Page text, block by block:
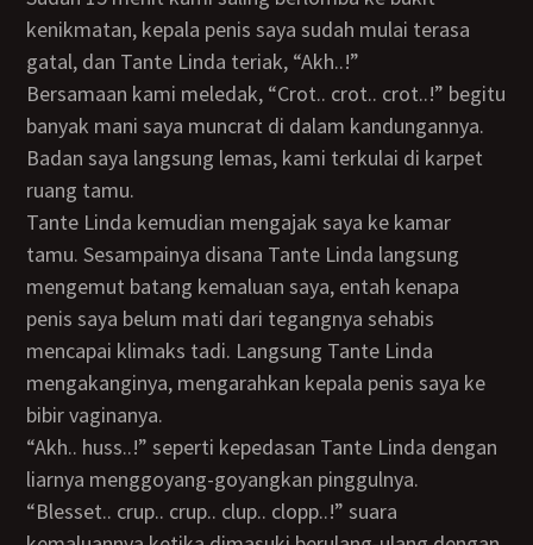
kenikmatan, kepala penis saya sudah mulai terasa
gatal, dan Tante Linda teriak, “Akh..!”
Bersamaan kami meledak, “Crot.. crot.. crot..!” begitu
banyak mani saya muncrat di dalam kandungannya.
Badan saya langsung lemas, kami terkulai di karpet
ruang tamu.
Tante Linda kemudian mengajak saya ke kamar
tamu. Sesampainya disana Tante Linda langsung
mengemut batang kemaluan saya, entah kenapa
penis saya belum mati dari tegangnya sehabis
mencapai klimaks tadi. Langsung Tante Linda
mengakanginya, mengarahkan kepala penis saya ke
bibir vaginanya.
“Akh.. huss..!” seperti kepedasan Tante Linda dengan
liarnya menggoyang-goyangkan pinggulnya.
“Blesset.. crup.. crup.. clup.. clopp..!” suara